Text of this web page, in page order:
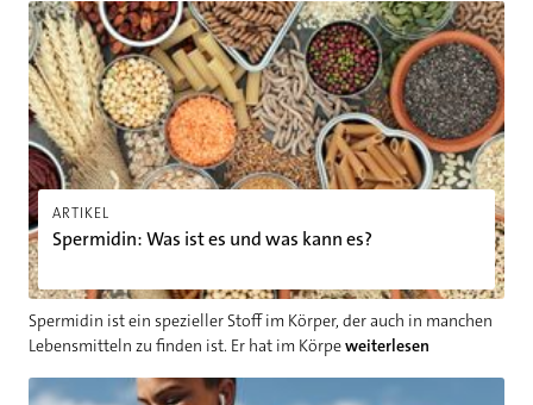
ARTIKEL
Spermidin: Was ist es und was kann es?
Spermidin ist ein spezieller Stoff im Körper, der auch in manchen
Lebensmitteln zu finden ist. Er hat im Körpeweiterlesen
Spermidin: Was ist es und was kann es?
Gesundheits-Apps und Fitness-Tracker - darauf sollten Sie